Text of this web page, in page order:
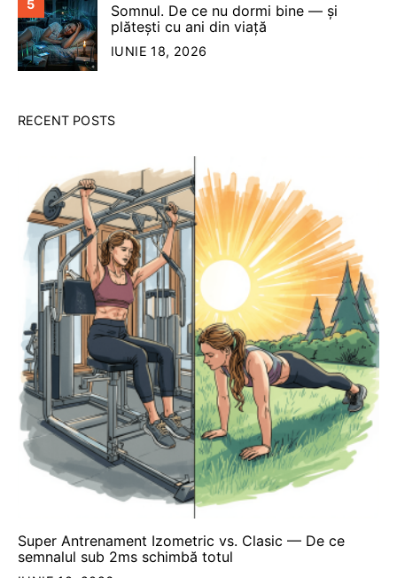
5
Somnul. De ce nu dormi bine — şi
plăteşti cu ani din viață
IUNIE 18, 2026
RECENT POSTS
Super Antrenament Izometric vs. Clasic — De ce
semnalul sub 2ms schimbă totul